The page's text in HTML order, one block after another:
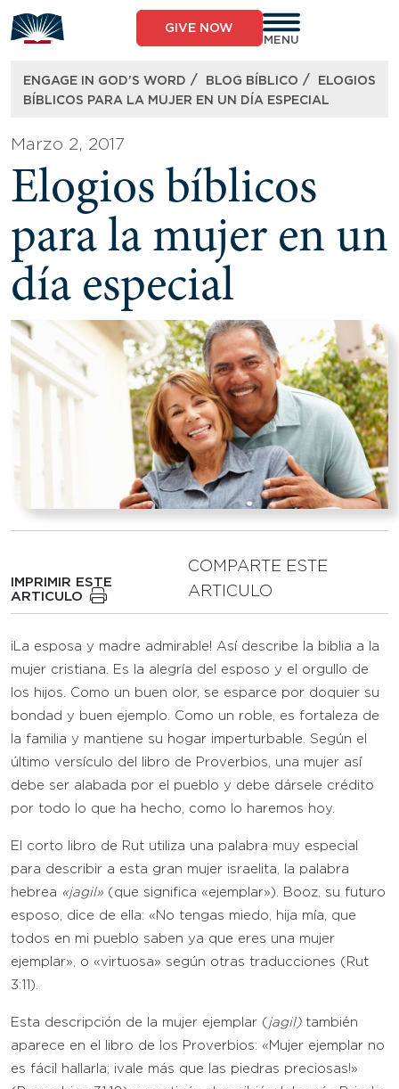
to
content
GIVE NOW
MENU
ENGAGE IN GOD’S WORD / BLOG BÍBLICO /
ELOGIOS
BÍBLICOS PARA LA MUJER EN UN DÍA ESPECIAL
Marzo 2, 2017
Elogios bíblicos
para la mujer en un
día especial
IMPRIMIR ESTE
ARTICULO
COMPARTE ESTE
ARTICULO
¡La esposa y madre admirable! Así describe la biblia a la
mujer cristiana. Es la alegría del esposo y el orgullo de
los hijos. Como un buen olor, se esparce por doquier su
bondad y buen ejemplo. Como un roble, es fortaleza de
la familia y mantiene su hogar imperturbable. Según el
último versículo del libro de Proverbios, una mujer así
debe ser alabada por el pueblo y debe dársele crédito
por todo lo que ha hecho, como lo haremos hoy.
El corto libro de Rut utiliza una palabra muy especial
para describir a esta gran mujer israelita, la palabra
hebrea «jagil» (que significa «ejemplar»). Booz, su futuro
esposo, dice de ella: «No tengas miedo, hija mía, que
todos en mi pueblo saben ya que eres una mujer
ejemplar», o «virtuosa» según otras traducciones (Rut
3:11).
Esta descripción de la mujer ejemplar ( jagil)también
aparece en el libro de los Proverbios: «Mujer ejemplar no
es fácil hallarla; ¡vale más que las piedras preciosas!»